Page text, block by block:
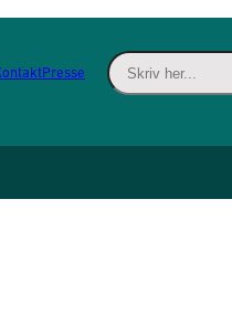
Presse
Skriv her... -